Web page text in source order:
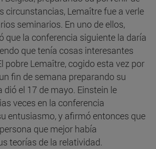
circunstancias, Lemaître fue a verle
seminarios. En uno de ellos,
que la conferencia siguiente la daría
que tenía cosas interesantes
pobre Lemaître, cogido esta vez por
fin de semana preparando su
dió el 17 de mayo. Einstein le
veces en la conferencia
entusiasmo, y afirmó entonces que
que mejor había
teorías de la relatividad.